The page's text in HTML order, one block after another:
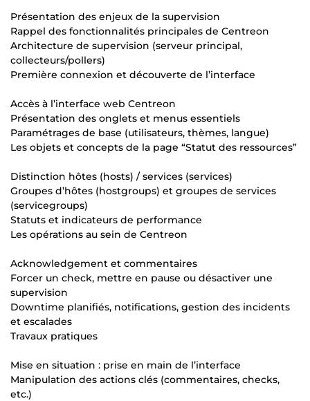
Présentation des enjeux de la supervision
Rappel des fonctionnalités principales de Centreon
Architecture de supervision (serveur principal,
collecteurs/pollers)
Première connexion et découverte de l’interface
Accès à l’interface web Centreon
Présentation des onglets et menus essentiels
Paramétrages de base (utilisateurs, thèmes, langue)
Les objets et concepts de la page “Statut des ressources”
Distinction hôtes (hosts) / services (services)
Groupes d’hôtes (hostgroups) et groupes de services
(servicegroups)
Statuts et indicateurs de performance
Les opérations au sein de Centreon
Acknowledgement et commentaires
Forcer un check, mettre en pause ou désactiver une
supervision
Downtime planifiés, notifications, gestion des incidents
et escalades
Travaux pratiques
Mise en situation : prise en main de l’interface
Manipulation des actions clés (commentaires, checks,
etc.)